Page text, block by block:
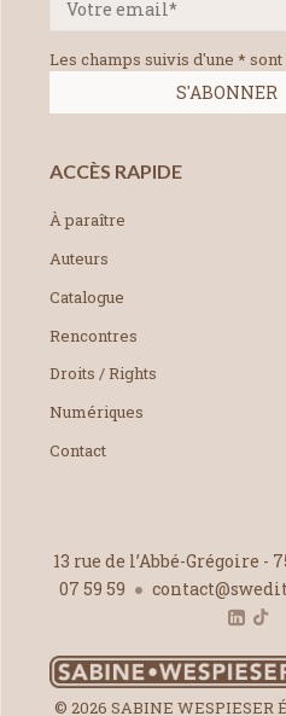
Les champs suivis d'une *
ACCÈS RAPIDE
À paraître
Auteurs
Catalogue
Rencontres
Droits / Rights
Numériques
Contact
13 rue de l’Abbé-Grégoire -
07 59 59
© 2026 SABINE WESPIESER